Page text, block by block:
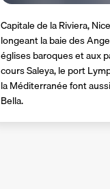
Capitale de la Riviera,
longeant la baie des
églises baroques et aux
cours Saleya, le port
la Méditerranée font
Bella.